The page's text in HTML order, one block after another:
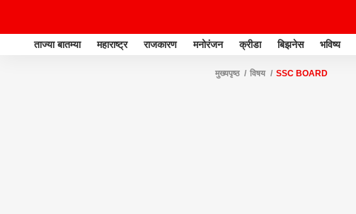
ताज्या बातम्या महाराष्ट्र राजकारण मनोरंजन क्रीडा बिझनेस भविष्य
मुख्यपृष्ठ विषय SSC BOARD